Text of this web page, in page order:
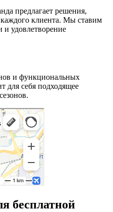
предлагает решения,
клиента. Мы ставим
и удовлетворение
и функциональных
для себя подходящее
бесплатной